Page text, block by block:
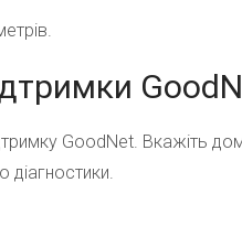
GoodNet. Вкажіть
діагностики.